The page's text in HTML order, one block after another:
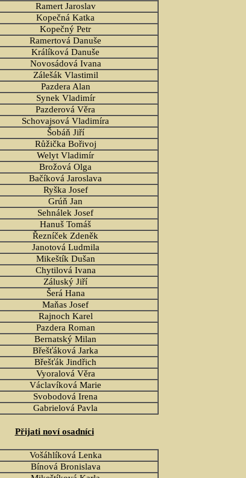
Ramert Jaroslav
Kopečná Katka
Kopečný Petr
Ramertová Danuše
Králíková Danuše
Novosádová Ivana
Zálešák Vlastimil
Pazdera Alan
Synek Vladimír
Pazderová Věra
Schovajsová Vladimíra
Šobáň Jiří
Růžička Bořivoj
Welyt Vladimír
Brožová Olga
Bačíková Jaroslava
Ryška Josef
Grúň Jan
Sehnálek Josef
Hanuš Tomáš
Řezníček Zdeněk
Janotová Ludmila
Mikeštík Dušan
Chytilová Ivana
Záluský Jiří
Šerá Hana
Maňas Josef
Rajnoch Karel
Pazdera Roman
Bernatský Milan
Břešťáková Jarka
Břešťák Jindřich
Vyoralová Věra
Václavíková Marie
Svobodová Irena
Gabrielová Pavla
Přijati noví osadníci
Vošáhlíková Lenka
Bínová Bronislava